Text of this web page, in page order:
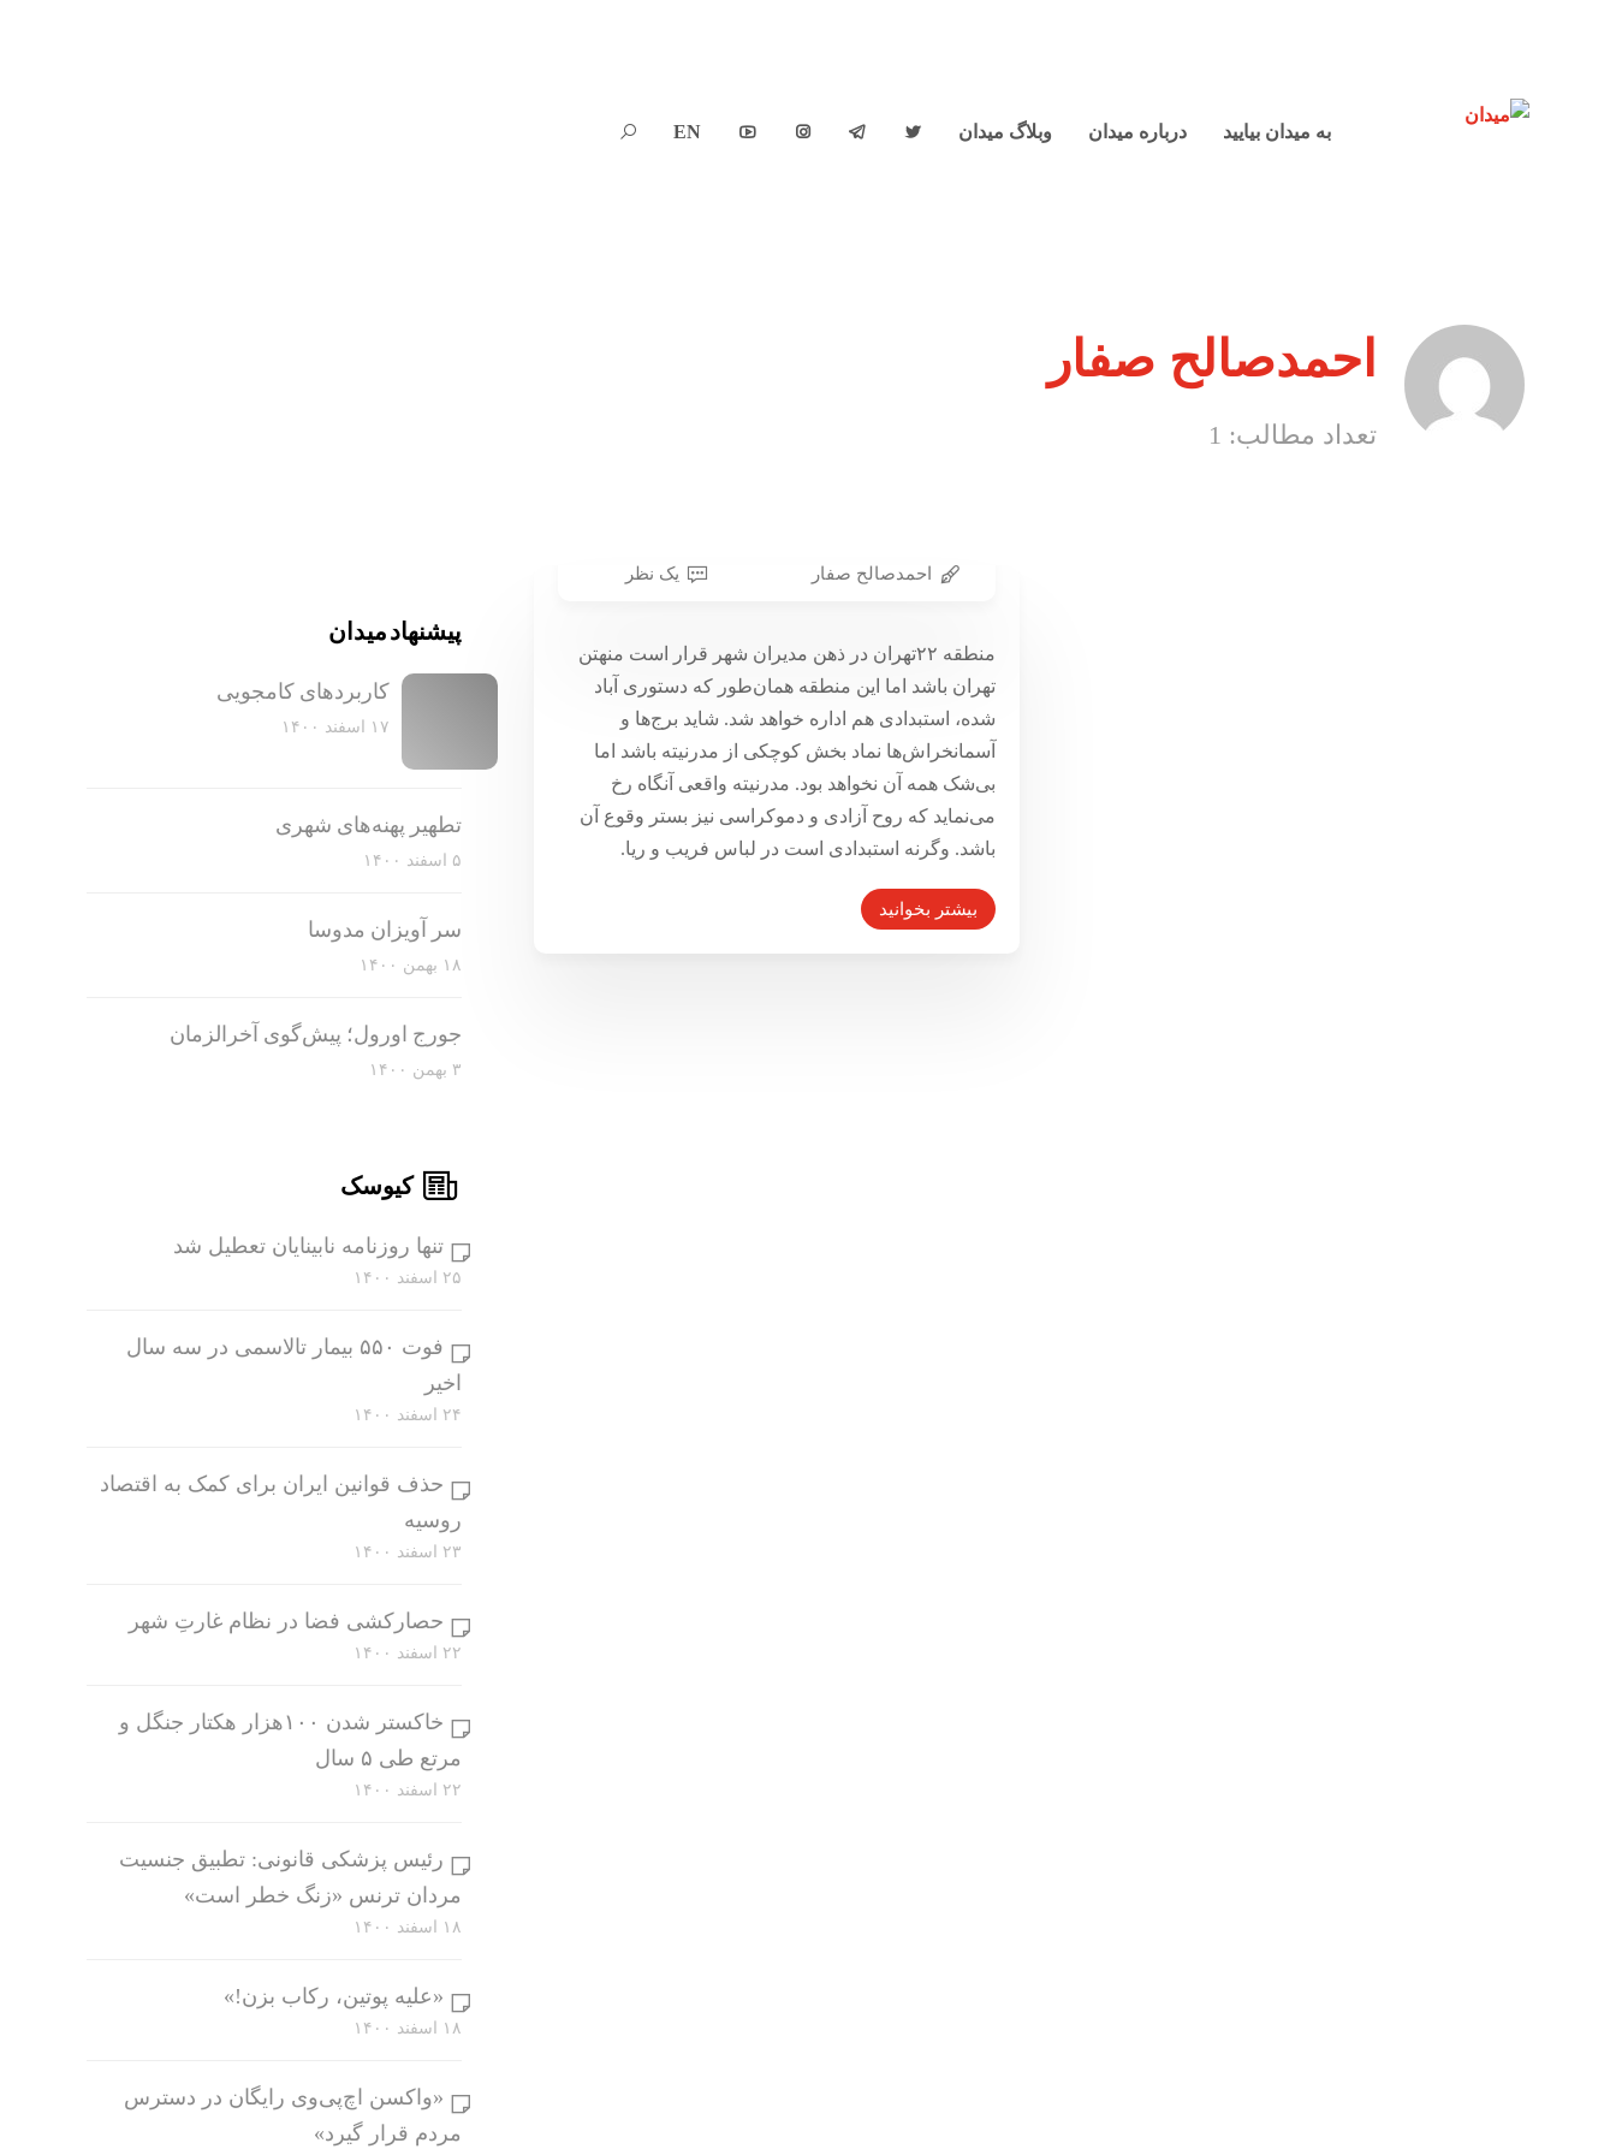
به میدان بیایید درباره میدان وبلاگ میدان 



EN

احمدصالح صفار
تعداد مطالب: 1
تهران بزرگ
احمدصالح صفار یک نظر
منطقه ۲۲تهران در ذهن مدیران شهر قرار است منهتن
تهران باشد اما این منطقه همان‌طور که دستوری آباد
شده، استبدادی هم اداره خواهد شد. شاید برج‌ها و
آسمانخراش‌ها نماد بخش کوچکی از مدرنیته باشد اما
بی‌شک همه آن نخواهد بود. مدرنیته واقعی آنگاه رخ
می‌نماید که روح آزادی و دموکراسی نیز بستر وقوع آن
باشد. وگرنه استبدادی است در لباس فریب و ریا.
بیشتر بخوانید
پیشنهاد میدان
کاربرد‌های کامجویی
۱۷ اسفند ۱۴۰۰
تطهیر پهنه‌های شهری
۵ اسفند ۱۴۰۰
سر آویزان مدوسا
۱۸ بهمن ۱۴۰۰
جورج اورول؛ پیش‌گوی آخرالزمان
۳ بهمن ۱۴۰۰
کیوسک
تنها روزنامه نابینایان تعطیل شد
۲۵ اسفند ۱۴۰۰
فوت ۵۵۰ بیمار تالاسمی در سه سال
اخیر
۲۴ اسفند ۱۴۰۰
حذف قوانین ایران برای کمک به اقتصاد
روسیه
۲۳ اسفند ۱۴۰۰
حصارکشی فضا در نظام غارتِ شهر
۲۲ اسفند ۱۴۰۰
خاکستر شدن ۱۰۰هزار هکتار جنگل و
مرتع طی ۵ سال
۲۲ اسفند ۱۴۰۰
رئیس پزشکی قانونی: تطبیق جنسیت
مردان ترنس «زنگ خطر است»
۱۸ اسفند ۱۴۰۰
«علیه پوتین، رکاب بزن!»
۱۸ اسفند ۱۴۰۰
«واکسن اچ‌پی‌وی رایگان در دسترس
مردم قرار گیرد»